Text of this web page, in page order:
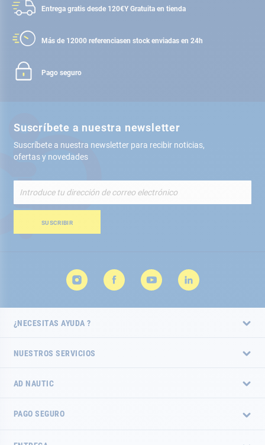
Entrega gratis desde 120€Y Gratuita en tienda
Más de 12000 referenciasen stock enviadas en 24h
Pago seguro
Suscríbete a nuestra newsletter
Suscríbete a nuestra newsletter para recibir noticias,
ofertas y novedades
nuestro
de
SUSCRIBIR
¿NECESITAS AYUDA ?
NUESTROS SERVICIOS
AD NAUTIC
PAGO SEGURO